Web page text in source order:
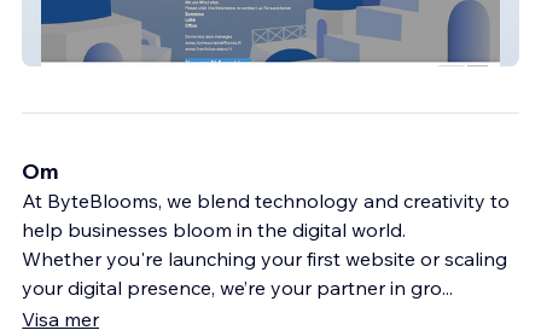
AmalfiRental Support
Om
At ByteBlooms, we blend technology and creativity to
help businesses bloom in the digital world.
Whether you're launching your first website or scaling
your digital presence, we’re your partner in gro...
Visa mer